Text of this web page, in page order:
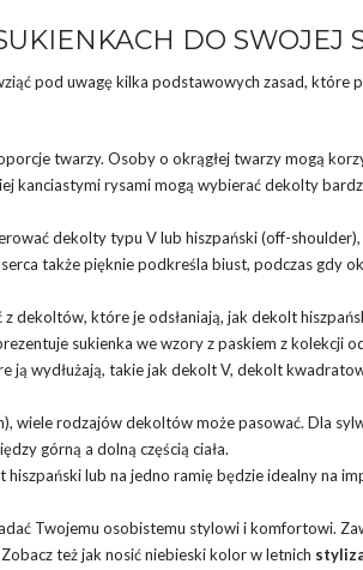
DO SWOJEJ
pod uwagę kilka podstawowych zasad, które
twarzy. Osoby o okrągłej twarzy mogą
kanciastymi rysami mogą wybierać dekolty
dekolty typu V lub hiszpański (off-
także pięknie podkreśla biust, podczas gdy
dekoltów, które je odsłaniają, jak dekolt
sukienka we wzory z paskiem z kolekcji
ją wydłużają, takie jak dekolt V, dekolt
wiele rodzajów dekoltów może pasować. Dla
górną a dolną częścią ciała.
lub na jedno ramię będzie idealny na
Twojemu osobistemu stylowi i komfortowi.
też jak nosić niebieski kolor w letnich